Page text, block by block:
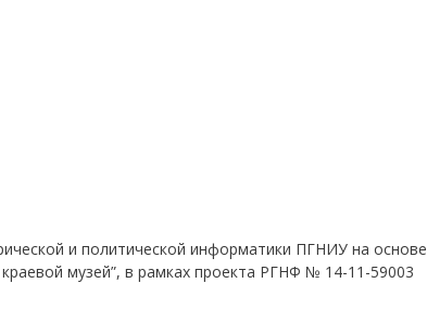
и политической информатики ПГНИУ на основе
музей”, в рамках проекта РГНФ № 14-11-59003